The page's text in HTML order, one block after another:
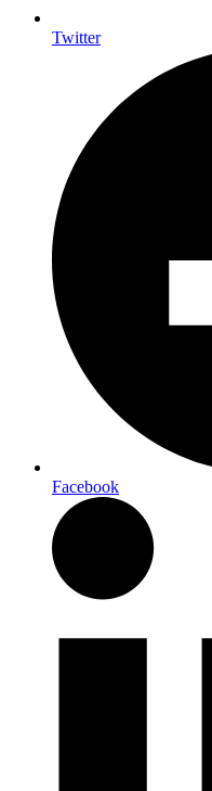
Twitter
Facebook